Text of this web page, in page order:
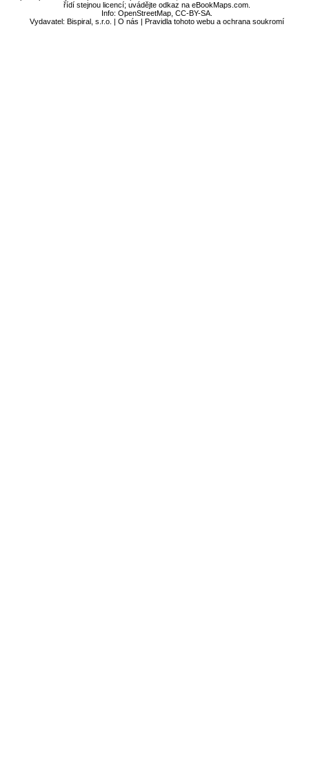
řídí stejnou licencí; uvádějte odkaz na eBookMaps.com.
Info:OpenStreetMap ,CC-BY-SA
Vydavatel: Bispiral, s.r.o. |O nás |Pravidla tohoto webu a ochrana soukromí